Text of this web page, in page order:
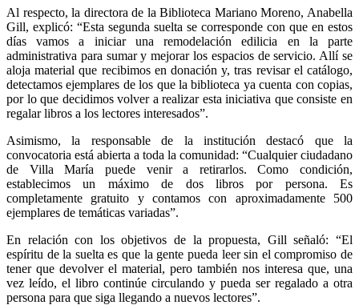
Al respecto, la directora de la Biblioteca Mariano Moreno, Anabella
Gill, explicó: “Esta segunda suelta se corresponde con que en estos
días vamos a iniciar una remodelación edilicia en la parte
administrativa para sumar y mejorar los espacios de servicio. Allí se
aloja material que recibimos en donación y, tras revisar el catálogo,
detectamos ejemplares de los que la biblioteca ya cuenta con copias,
por lo que decidimos volver a realizar esta iniciativa que consiste en
regalar libros a los lectores interesados”.
Asimismo, la responsable de la institución destacó que la
convocatoria está abierta a toda la comunidad: “Cualquier ciudadano
de Villa María puede venir a retirarlos. Como condición,
establecimos un máximo de dos libros por persona. Es
completamente gratuito y contamos con aproximadamente 500
ejemplares de temáticas variadas”.
En relación con los objetivos de la propuesta, Gill señaló: “El
espíritu de la suelta es que la gente pueda leer sin el compromiso de
tener que devolver el material, pero también nos interesa que, una
vez leído, el libro continúe circulando y pueda ser regalado a otra
persona para que siga llegando a nuevos lectores”.